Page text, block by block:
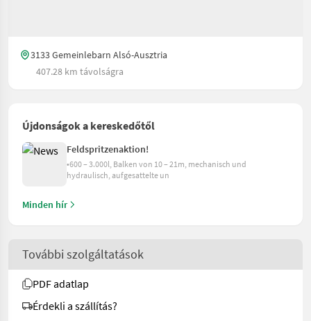
3133 Gemeinlebarn Alsó-Ausztria
407.28 km távolságra
Újdonságok a kereskedőtől
Feldspritzenaktion!
•600 – 3.000l, Balken von 10 – 21m, mechanisch und
hydraulisch, aufgesattelte un
Minden hír
További szolgáltatások
PDF adatlap
Érdekli a szállítás?